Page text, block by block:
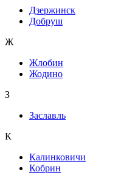
Дзержинск
Добруш
Ж
Жлобин
Жодино
З
Заславль
К
Калинковичи
Кобрин